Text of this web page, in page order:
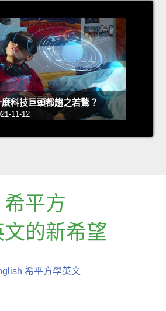
科技巨頭都趨之若鶩？
11-12
希平方
的新希望
希平方學英文